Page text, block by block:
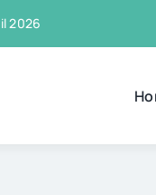
2026